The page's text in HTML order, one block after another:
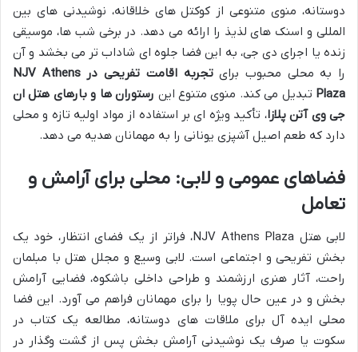
دوستانه، منوی متنوعی از کوکتل های خلاقانه، نوشیدنی های بین
المللی و اسنک های لذیذ را ارائه می دهد. در برخی شب ها، موسیقی
زنده یا اجرای دی جی، به این فضا جلوه ای شاداب تر می بخشد و آن
را به محلی محبوب برای
تجربه اقامت تفریحی در NJV Athens
Plaza تبدیل می کند. منوی متنوع این رستوران ها و بارهای هتل ان
جی وی آتن پلازا، تأکید ویژه ای بر استفاده از مواد اولیه تازه و محلی
دارد که طعم اصیل آشپزی یونانی را به مهمانان هدیه می دهد.
فضاهای عمومی و لابی: محلی برای آرامش و
تعامل
لابی هتل NJV Athens Plaza، فراتر از یک فضای انتظار، خود یک
بخش تفریحی و اجتماعی است. لابی وسیع و مجلل هتل با مبلمان
راحت، آثار هنری ارزشمند و طراحی داخلی باشکوه، فضایی آرامش
بخش و در عین حال پویا را برای مهمانان فراهم می آورد. این فضا
محلی ایده آل برای ملاقات های دوستانه، مطالعه یک کتاب در
سکوت یا صرف یک نوشیدنی آرامش بخش پس از گشت وگذار در